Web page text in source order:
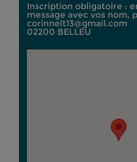
Inscription obligatoire :
message avec vos nom,
corinnelt13@gmail.com
02200 BELLEU